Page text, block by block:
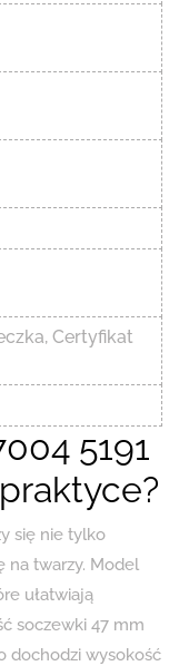
Certyfikat
5191
się nie tylko
na twarzy. Model
ułatwiają
soczewki 47 mm
dochodzi wysokość